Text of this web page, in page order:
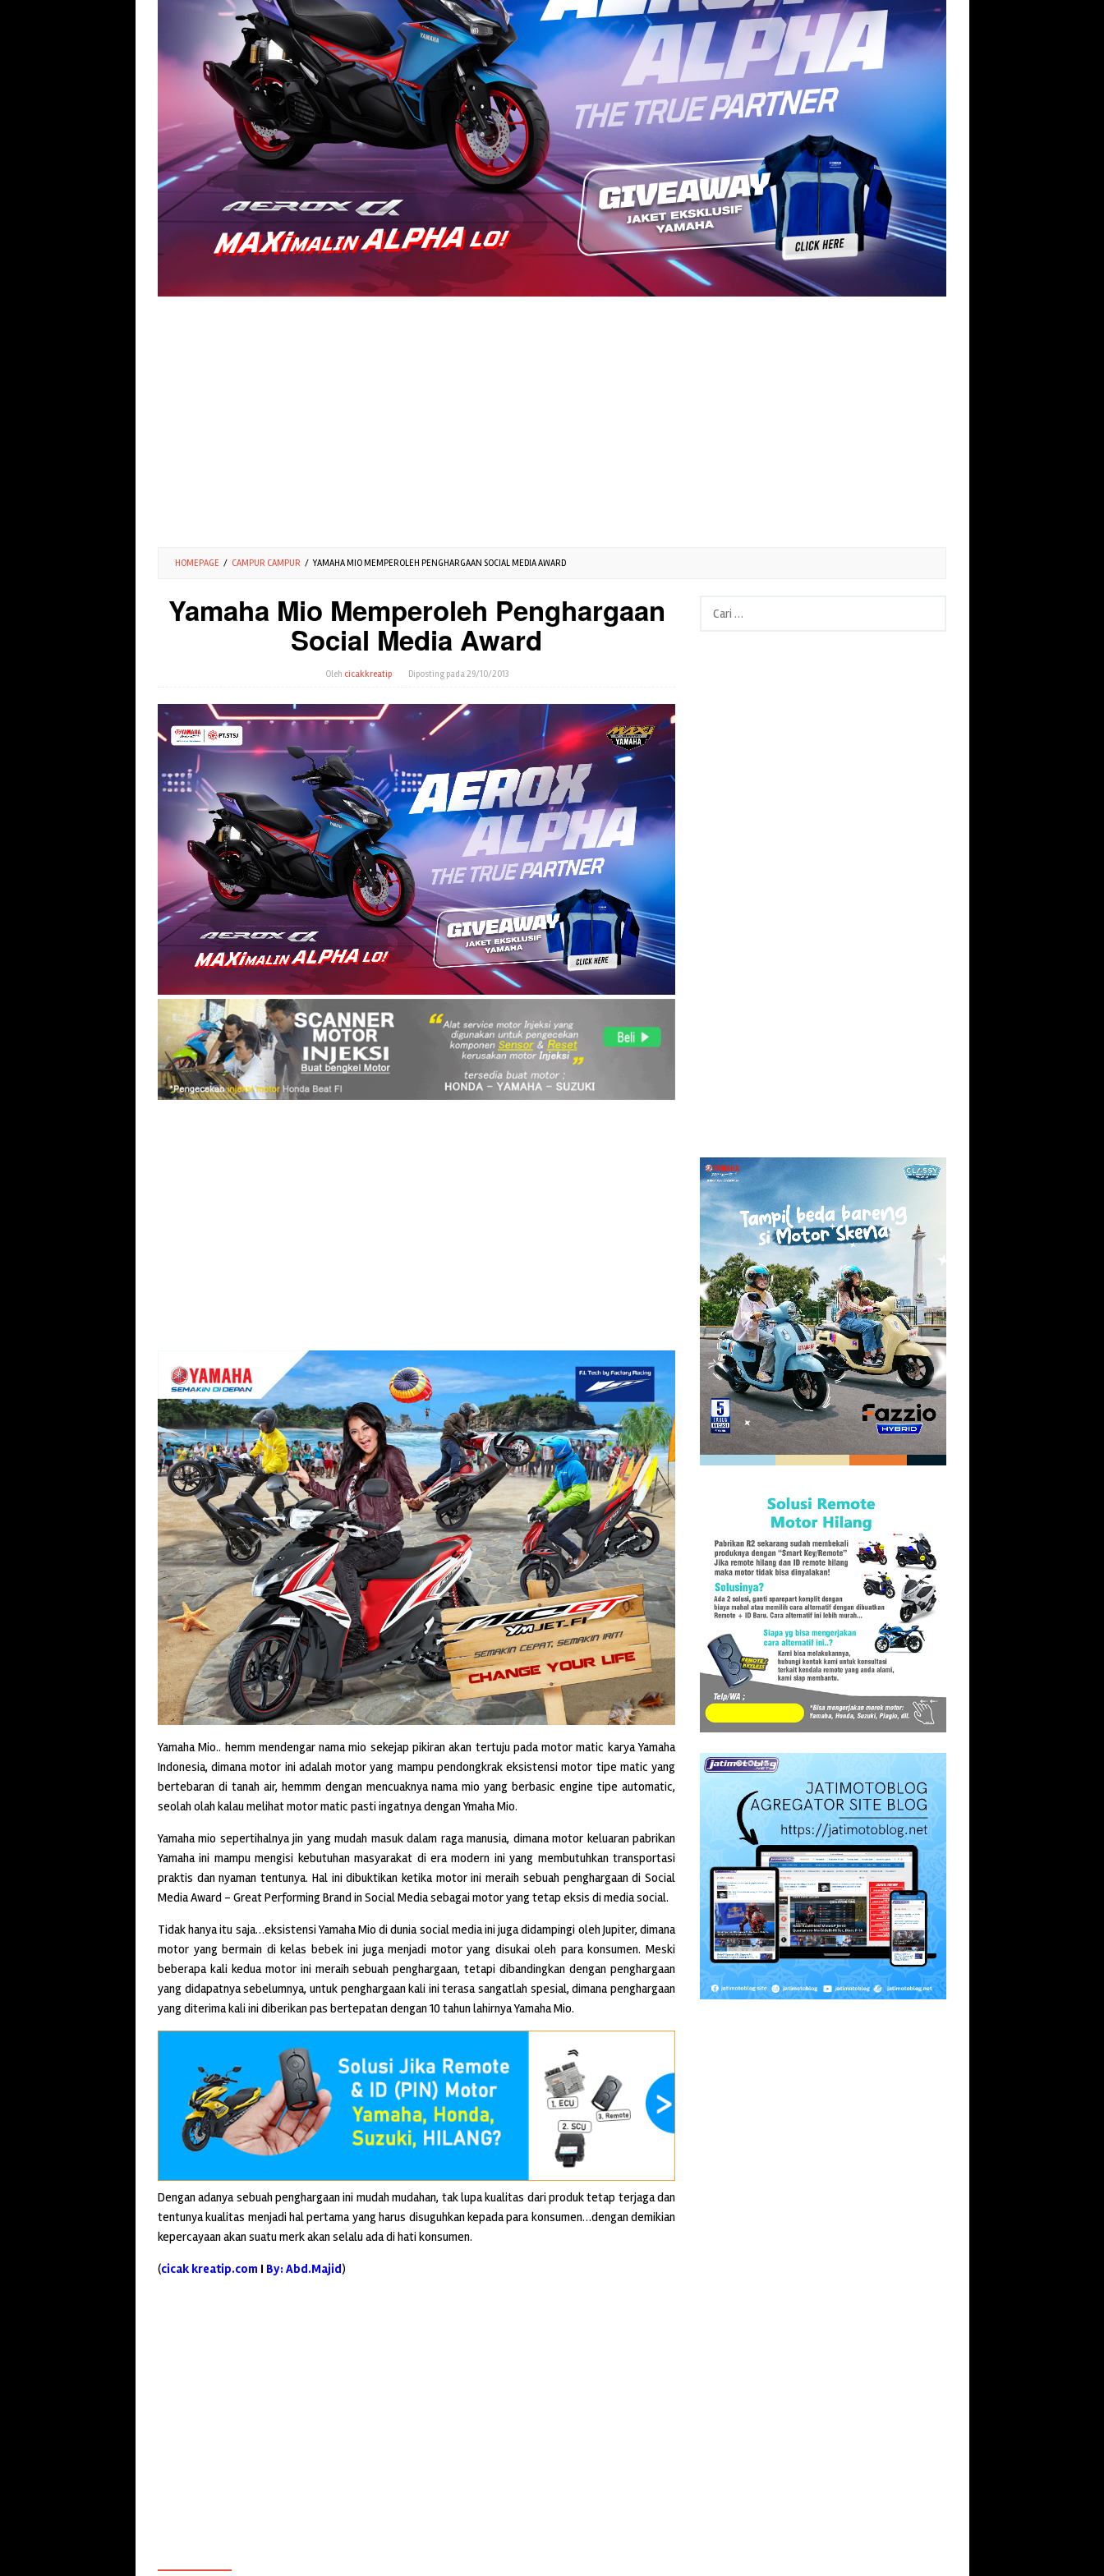
HOMEPAGE / CAMPUR CAMPUR / YAMAHA MIO MEMPEROLEH PENGHARGAAN SOCIAL MEDIA AWARD
Yamaha Mio Memperoleh Penghargaan
Social Media Award
Oleh cicakkreatip Diposting pada29/10/2013
Yamaha Mio.. hemm mendengar nama mio sekejap pikiran akan tertuju pada motor matic karya Yamaha
Indonesia, dimana motor ini adalah motor yang mampu pendongkrak eksistensi motor tipe matic yang
bertebaran di tanah air, hemmm dengan mencuaknya nama mio yang berbasic engine tipe automatic,
seolah olah kalau melihat motor matic pasti ingatnya dengan Ymaha Mio.
Yamaha mio sepertihalnya jin yang mudah masuk dalam raga manusia, dimana motor keluaran pabrikan
Yamaha ini mampu mengisi kebutuhan masyarakat di era modern ini yang membutuhkan transportasi
praktis dan nyaman tentunya. Hal ini dibuktikan ketika motor ini meraih sebuah penghargaan di Social
Media Award – Great Performing Brand in Social Media sebagai motor yang tetap eksis di media social.
Tidak hanya itu saja…eksistensi Yamaha Mio di dunia social media ini juga didampingi oleh Jupiter, dimana
motor yang bermain di kelas bebek ini juga menjadi motor yang disukai oleh para konsumen. Meski
beberapa kali kedua motor ini meraih sebuah penghargaan, tetapi dibandingkan dengan penghargaan
yang didapatnya sebelumnya, untuk penghargaan kali ini terasa sangatlah spesial, dimana penghargaan
yang diterima kali ini diberikan pas bertepatan dengan 10 tahun lahirnya Yamaha Mio.
Dengan adanya sebuah penghargaan ini mudah mudahan, tak lupa kualitas dari produk tetap terjaga dan
tentunya kualitas menjadi hal pertama yang harus disuguhkan kepada para konsumen…dengan demikian
kepercayaan akan suatu merk akan selalu ada di hati konsumen.
(cicak kreatip.com I By: Abd.Majid)